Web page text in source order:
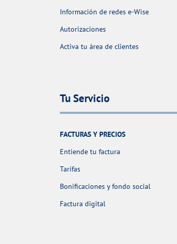
Información de redes e-Wise
Autorizaciones
Activa tu área de clientes
Tu Servicio
FACTURAS Y PRECIOS
Entiende tu factura
Tarifas
Bonificaciones y fondo social
Factura digital